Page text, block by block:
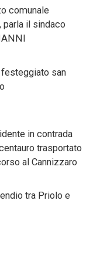
comunale
parla il sindaco
festeggiato san
in contrada
trasportato
al Cannizzaro
tra Priolo e